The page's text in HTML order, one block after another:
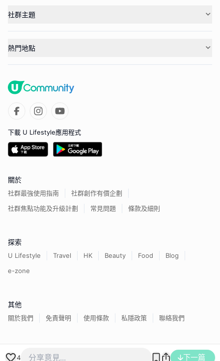
4 下一篇
社群主題
熱門地點
下載 U Lifestyle應用程式
關於
社群最強使用指南
社群創作有價企劃
社群焦點功能及升級計劃
常見問題 條款及細則
探索
U Lifestyle Travel HK Beauty Food
Blog
e-zone
其他
關於我們 免責聲明 使用條款 私隱政策 聯絡我們
香港經濟日報版權所有©